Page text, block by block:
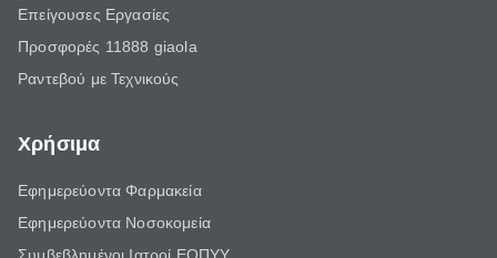
Επείγουσες Εργασίες
Προσφορές 11888 giaola
Ραντεβού με Τεχνικούς
Χρήσιμα
Εφημερεύοντα Φαρμακεία
Εφημερεύοντα Νοσοκομεία